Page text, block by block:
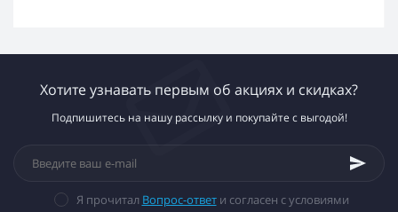
Хотите узнавать первым об акциях и скидках?
Подпишитесь на нашу рассылку и покупайте с выгодой!
Я прочитал Вопрос-ответи согласен с условиями